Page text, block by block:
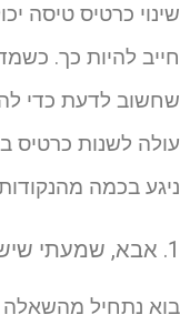
כרטיס טיסה
להיות כך.
לדעת כדי
לשנות כרטיס
בכמה מהנקודות
נתחיל מהשאלה